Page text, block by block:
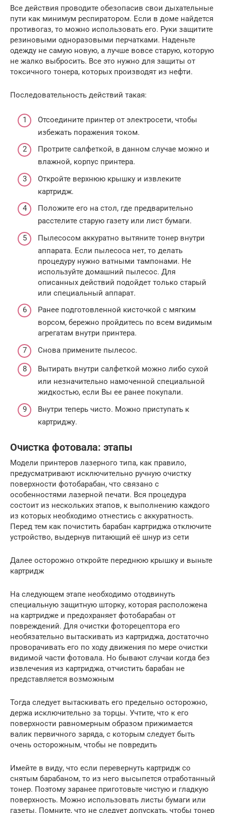
Все действия проводите обезопасив свои дыхательные
пути как минимум респиратором. Если в доме найдется
противогаз, то можно использовать его. Руки защитите
резиновыми одноразовыми перчатками. Наденьте
одежду не самую новую, а лучше вовсе старую, которую
не жалко выбросить. Все это нужно для защиты от
токсичного тонера, которых производят из нефти.
Последовательность действий такая:
Отсоедините принтер от электросети, чтобы
избежать поражения током.
Протрите салфеткой, в данном случае можно и
влажной, корпус принтера.
Откройте верхнюю крышку и извлеките
картридж.
Положите его на стол, где предварительно
расстелите старую газету или лист бумаги.
Пылесосом аккуратно вытяните тонер внутри
аппарата. Если пылесоса нет, то делать
процедуру нужно ватными тампонами. Не
используйте домашний пылесос. Для
описанных действий подойдет только старый
или специальный аппарат.
Ранее подготовленной кисточкой с мягким
ворсом, бережно пройдитесь по всем видимым
агрегатам внутри принтера.
Снова примените пылесос.
Вытирать внутри салфеткой можно либо сухой
или незначительно намоченной специальной
жидкостью, если Вы ее ранее покупали.
Внутри теперь чисто. Можно приступать к
картриджу.
Очистка фотовала: этапы
Модели принтеров лазерного типа, как правило,
предусматривают исключительно ручную очистку
поверхности фотобарабан, что связано с
особенностями лазерной печати. Вся процедура
состоит из нескольких этапов, к выполнению каждого
из которых необходимо отнестись с аккуратность.
Перед тем как почистить барабан картриджа отключите
устройство, выдернув питающий её шнур из сети
Далее осторожно откройте переднюю крышку и выньте
картридж
На следующем этапе необходимо отодвинуть
специальную защитную шторку, которая расположена
на картридже и предохраняет фотобарабан от
повреждений. Для очистки фоторецептора его
необязательно вытаскивать из картриджа, достаточно
проворачивать его по ходу движения по мере очистки
видимой части фотовала. Но бывают случаи когда без
извлечения из картриджа, отчистить барабан не
представляется возможным
Тогда следует вытаскивать его предельно осторожно,
держа исключительно за торцы. Учтите, что к его
поверхности равномерным образом прижимается
валик первичного заряда, с которым следует быть
очень осторожным, чтобы не повредить
Имейте в виду, что если перевернуть картридж со
снятым барабаном, то из него высыпется отработанный
тонер. Поэтому заранее приготовьте чистую и гладкую
поверхность. Можно использовать листы бумаги или
газеты. Помните, что не следует допускать, чтобы тонер